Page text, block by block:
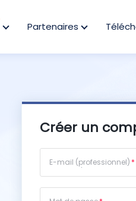
Partenaires
Créer un
E-mail (professionnel)